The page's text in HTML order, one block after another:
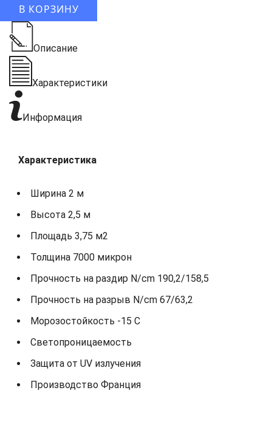
В КОРЗИНУ
Описание
Характеристики
Информация
Характеристика
Ширина 2 м
Высота 2,5 м
Площадь 3,75 м2
Толщина 7000 микрон
Прочность на раздир N/cm 190,2/158,5
Прочность на разрыв N/cm 67/63,2
Морозостойкость -15 С
Светопроницаемость
Защита от UV излучения
Производство Франция